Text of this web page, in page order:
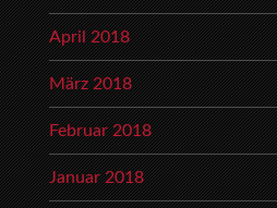
April 2018
März 2018
Februar 2018
Januar 2018